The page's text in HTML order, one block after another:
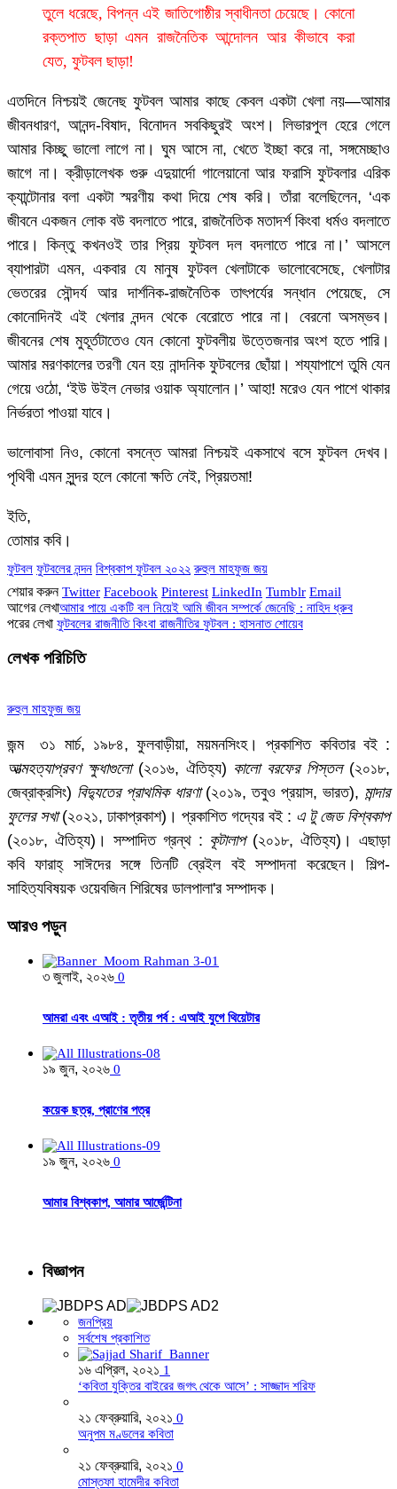
তুলে ধরেছে, বিপন্ন এই জাতিগোষ্ঠীর স্বাধীনতা চেয়েছে। কোনো
রক্তপাত ছাড়া এমন রাজনৈতিক আন্দোলন আর কীভাবে করা
যেত, ফুটবল ছাড়া!
এতদিনে নিশ্চয়ই জেনেছ ফুটবল আমার কাছে কেবল একটা খেলা নয়—আমার
জীবনধারণ, আনন্দ-বিষাদ, বিনোদন সবকিছুরই অংশ। লিভারপুল হেরে গেলে
আমার কিচ্ছু ভালো লাগে না। ঘুম আসে না, খেতে ইচ্ছা করে না, সঙ্গমেচ্ছাও
জাগে না। ক্রীড়ালেখক গুরু এদুয়ার্দো গালেয়ানো আর ফরাসি ফুটবলার এরিক
ক্যান্টোনার বলা একটা স্মরণীয় কথা দিয়ে শেষ করি। তাঁরা বলেছিলেন, ‘এক
জীবনে একজন লোক বউ বদলাতে পারে, রাজনৈতিক মতাদর্শ কিংবা ধর্মও বদলাতে
পারে। কিন্তু কখনওই তার প্রিয় ফুটবল দল বদলাতে পারে না।’ আসলে
ব্যাপারটা এমন, একবার যে মানুষ ফুটবল খেলাটাকে ভালোবেসেছে, খেলাটার
ভেতরের সৌন্দর্য আর দার্শনিক-রাজনৈতিক তাৎপর্যের সন্ধান পেয়েছে, সে
কোনোদিনই এই খেলার নন্দন থেকে বেরোতে পারে না। বেরনো অসম্ভব।
জীবনের শেষ মুহূর্তটাতেও যেন কোনো ফুটবলীয় উত্তেজনার অংশ হতে পারি।
আমার মরণকালের তরণী যেন হয় নান্দনিক ফুটবলের ছোঁয়া। শয্যাপাশে তুমি যেন
গেয়ে ওঠো, ‘ইউ উইল নেভার ওয়াক অ্যালোন।’ আহা! মরেও যেন পাশে থাকার
নির্ভরতা পাওয়া যাবে।
ভালোবাসা নিও, কোনো বসন্তে আমরা নিশ্চয়ই একসাথে বসে ফুটবল দেখব।
পৃথিবী এমন সুন্দর হলে কোনো ক্ষতি নেই, প্রিয়তমা!
ইতি,
তোমার কবি।
ফুটবল ফুটবলের নন্দন বিশ্বকাপ ফুটবল ২০২২ রুহুল মাহফুজ জয়
শেয়ার করুন Twitter Facebook Pinterest LinkedIn Tumblr Email
আগের লেখাআমার পায়ে একটি বল নিয়েই আমি জীবন সম্পর্কে জেনেছি : নাহিদ ধ্রুব
পরের লেখা ফুটবলের রাজনীতি কিংবা রাজনীতির ফুটবল : হাসনাত শোয়েব
লেখক পরিচিতি
রুহুল মাহফুজ জয়
জন্ম ৩১ মার্চ, ১৯৮৪, ফুলবাড়ীয়া, ময়মনসিংহ। প্রকাশিত কবিতার বই :
আত্মহত্যাপ্রবণ ক্ষুধাগুলো(২০১৬, ঐতিহ্য) কালো বরফের পিস্তল(২০১৮,
জেব্রাক্রসিং) বিদ্যুতের প্রাথমিক ধারণা(২০১৯, তবুও প্রয়াস, ভারত), মান্দার
ফুলের সখা(২০২১, ঢাকাপ্রকাশ)। প্রকাশিত গদ্যের বই : এ টু জেড বিশ্বকাপ
(২০১৮, ঐতিহ্য)। সম্পাদিত গ্রন্থ : কূটালাপ(২০১৮, ঐতিহ্য)। এছাড়া
কবি ফারাহ্ সাঈদের সঙ্গে তিনটি ব্রেইল বই সম্পাদনা করেছেন। শিল্প-
সাহিত্যবিষয়ক ওয়েবজিন শিরিষের ডালপালা'র সম্পাদক।
আরওপড়ুন
৩ জুলাই, ২০২৬ 0
আমরা এবং এআই : তৃতীয় পর্ব : এআই যুগে থিয়েটার
১৯ জুন, ২০২৬ 0
কয়েক ছত্র, প্রাণের পত্র
১৯ জুন, ২০২৬ 0
আমার বিশ্বকাপ, আমার আর্জেন্টিনা
বিজ্ঞাপন
জনপ্রিয়
সর্বশেষ প্রকাশিত
১৬ এপ্রিল, ২০২১ 1
‘কবিতা যুক্তির বাইরের জগৎ থেকে আসে’ : সাজ্জাদ শরিফ
২১ ফেব্রুয়ারি, ২০২১ 0
অনুপম মণ্ডলের কবিতা
২১ ফেব্রুয়ারি, ২০২১ 0
মোস্তফা হামেদীর কবিতা